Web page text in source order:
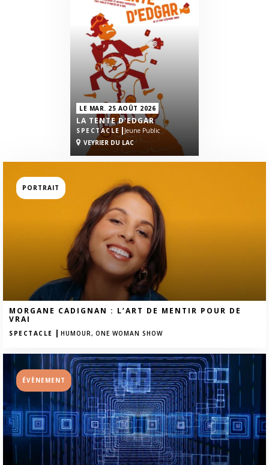
LE MAR. 25 AOÛT 2026
LA TENTE D'EDGAR
SPECTACLE | Jeune Public
VEYRIER DU LAC
MORGANE CADIGNAN : L’ART DE MENTIR POUR DE
VRAI
SPECTACLE HUMOUR, ONE WOMAN SHOW
PORTRAIT
ÉVÈNEMENT